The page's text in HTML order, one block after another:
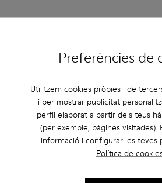
Preferències de
Utilitzem cookies pròpies i de
i per mostrar publicitat
perfil elaborat a partir dels teus
(per exemple, pàgines visitades).
informació i configurar les teves
Política de
Rebaixes: Aconsegueix
descompte extra
Això mateix. Com a membre de la
invitacions a esdeveniments i molt més.